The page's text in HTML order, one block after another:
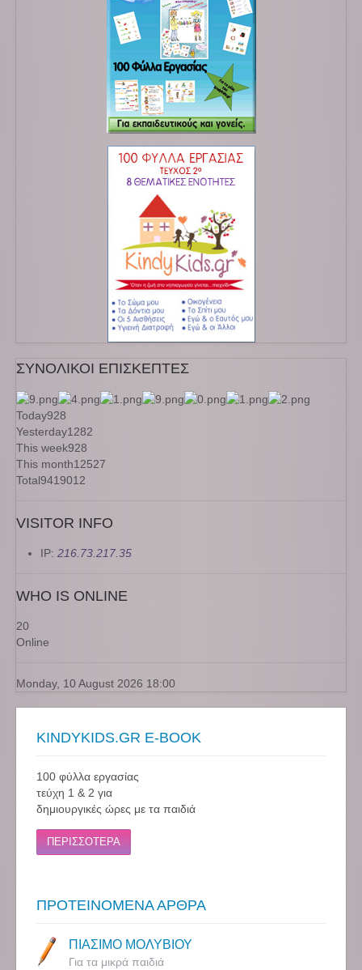
ΣΥΝΟΛΙΚΟΙ ΕΠΙΣΚΕΠΤΕΣ
Today928
Yesterday1282
This week928
This month12527
Total9419012
VISITOR INFO
IP: 216.73.217.35
WHO IS ONLINE
20
Online
Monday, 10 August 2026 18:00
KINDYKIDS.GR E-BOOK
100 φύλλα εργασίας
τεύχη 1 & 2 για
δημιουργικές ώρες με τα παιδιά
ΠΕΡΙΣΣΟΤΕΡΑ
ΠΡΟΤΕΙΝΟΜΕΝΑ ΑΡΘΡΑ
ΠΙΑΣΙΜΟ ΜΟΛΥΒΙΟΥ
Για τα μικρά παιδιά